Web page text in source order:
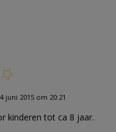
juni 2015 om 20:21
kinderen tot ca 8 jaar.